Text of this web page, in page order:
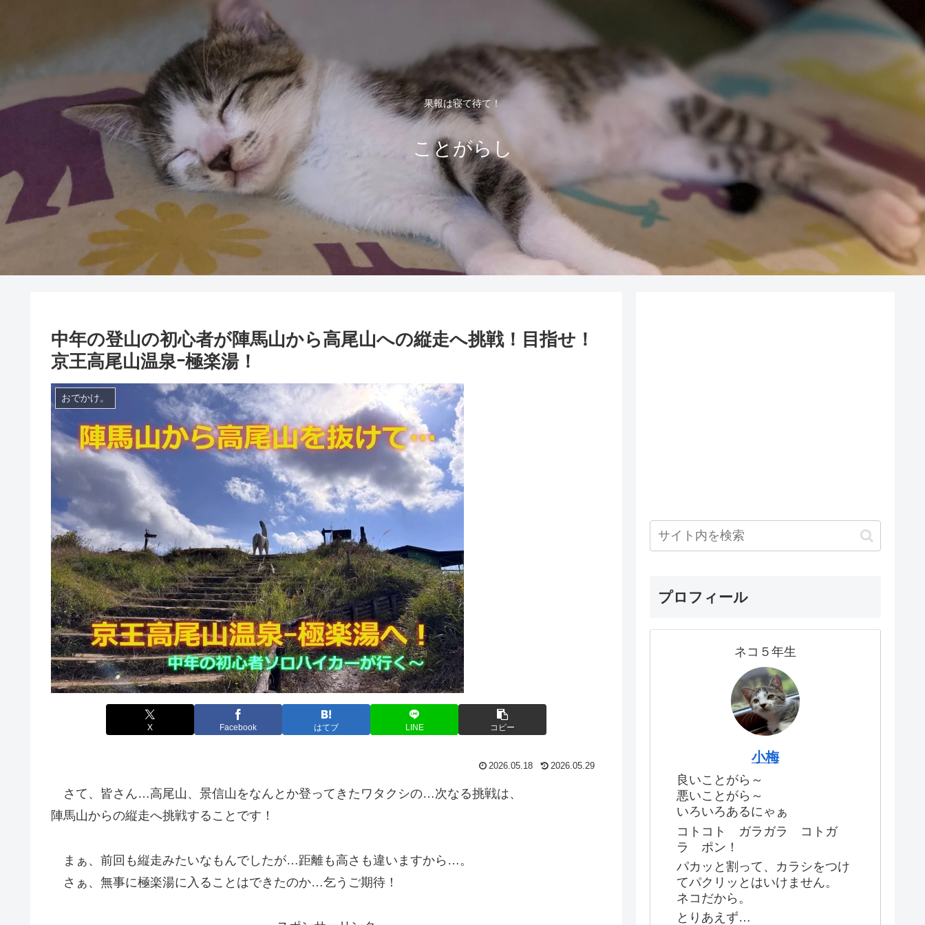
果報は寝て待て！
ことがらし
中年の登山の初心者が陣馬山から高尾山への縦走へ挑戦！目指せ！
京王高尾山温泉ｰ極楽湯！
おでかけ。
X Facebook はてブ LINE コピー
2026.05.18 2026.05.29
さて、皆さん…高尾山、景信山をなんとか登ってきたワタクシの…次なる挑戦は、
陣馬山からの縦走へ挑戦することです！
まぁ、前回も縦走みたいなもんでしたが…距離も高さも違いますから…。
さぁ、無事に極楽湯に入ることはできたのか…乞うご期待！
プロフィール
ネコ５年生
小梅
良いことがら～
悪いことがら～
いろいろあるにゃぁ
コトコト ガラガラ コトガ
ラ ポン！
パカッと割って、カラシをつけ
てパクリッとはいけません。
ネコだから。
とりあえず…